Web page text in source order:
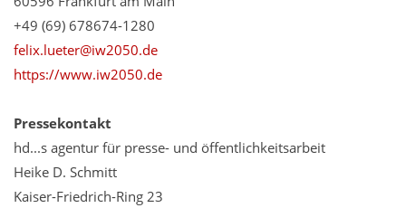
+49 (69) 678674-1280
felix.lueter@iw2050.de
https://www.iw2050.de
Pressekontakt
hd...s agentur für presse- und öffentlichkeitsarbeit
Heike D. Schmitt
Kaiser-Friedrich-Ring 23